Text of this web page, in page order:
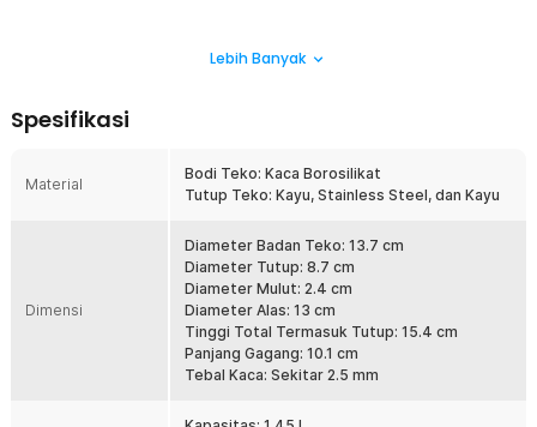
kaca mampu menahan suhu panas dan dingin. Anda pun tidak perlu
jenis minuman lainnya. Teko ini juga dapat dipanaskan langsung
menggunakan kompor api ataupun listrik. Perlu diperhatikan agar
mengisi air terlebih dahulu sebelum memanaskan teko, jika teko
Tuang Minuman dengan Baik
Untuk memudahkan Anda menuangkan minuman, sudah pasti teko
kaca ini dibekali dengan gagang dan spout yang ergonomis.
Gagangnya dapat mendistribusikan beban secara merata,
sementara spout atau mulut tekonya dapat mengalirkan minuman
Lebih Banyak
Spesifikasi
Material
Bodi Teko: Kaca Borosilikat
Tutup Teko: Kayu, Stainless Steel, dan Kayu
Dimensi
Diameter Badan Teko: 13.7 cm
Diameter Tutup: 8.7 cm
Diameter Mulut: 2.4 cm
Diameter Alas: 13 cm
Tinggi Total Termasuk Tutup: 15.4 cm
Panjang Gagang: 10.1 cm
Tebal Kaca: Sekitar 2.5 mm